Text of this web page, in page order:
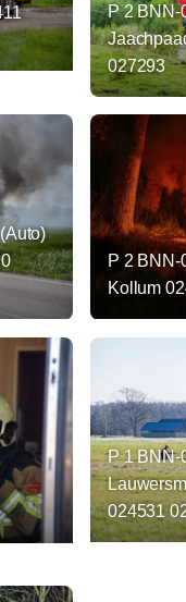
P 2 BNN-
027293
P 2
Kollum
P 1 BNN-
024531